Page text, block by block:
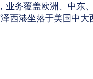
业务覆盖欧洲、中东
西港坐落于美国中大